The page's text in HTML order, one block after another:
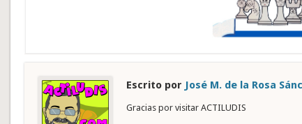
Escrito por José M. de la Rosa
Gracias por visitar ACTILUDIS